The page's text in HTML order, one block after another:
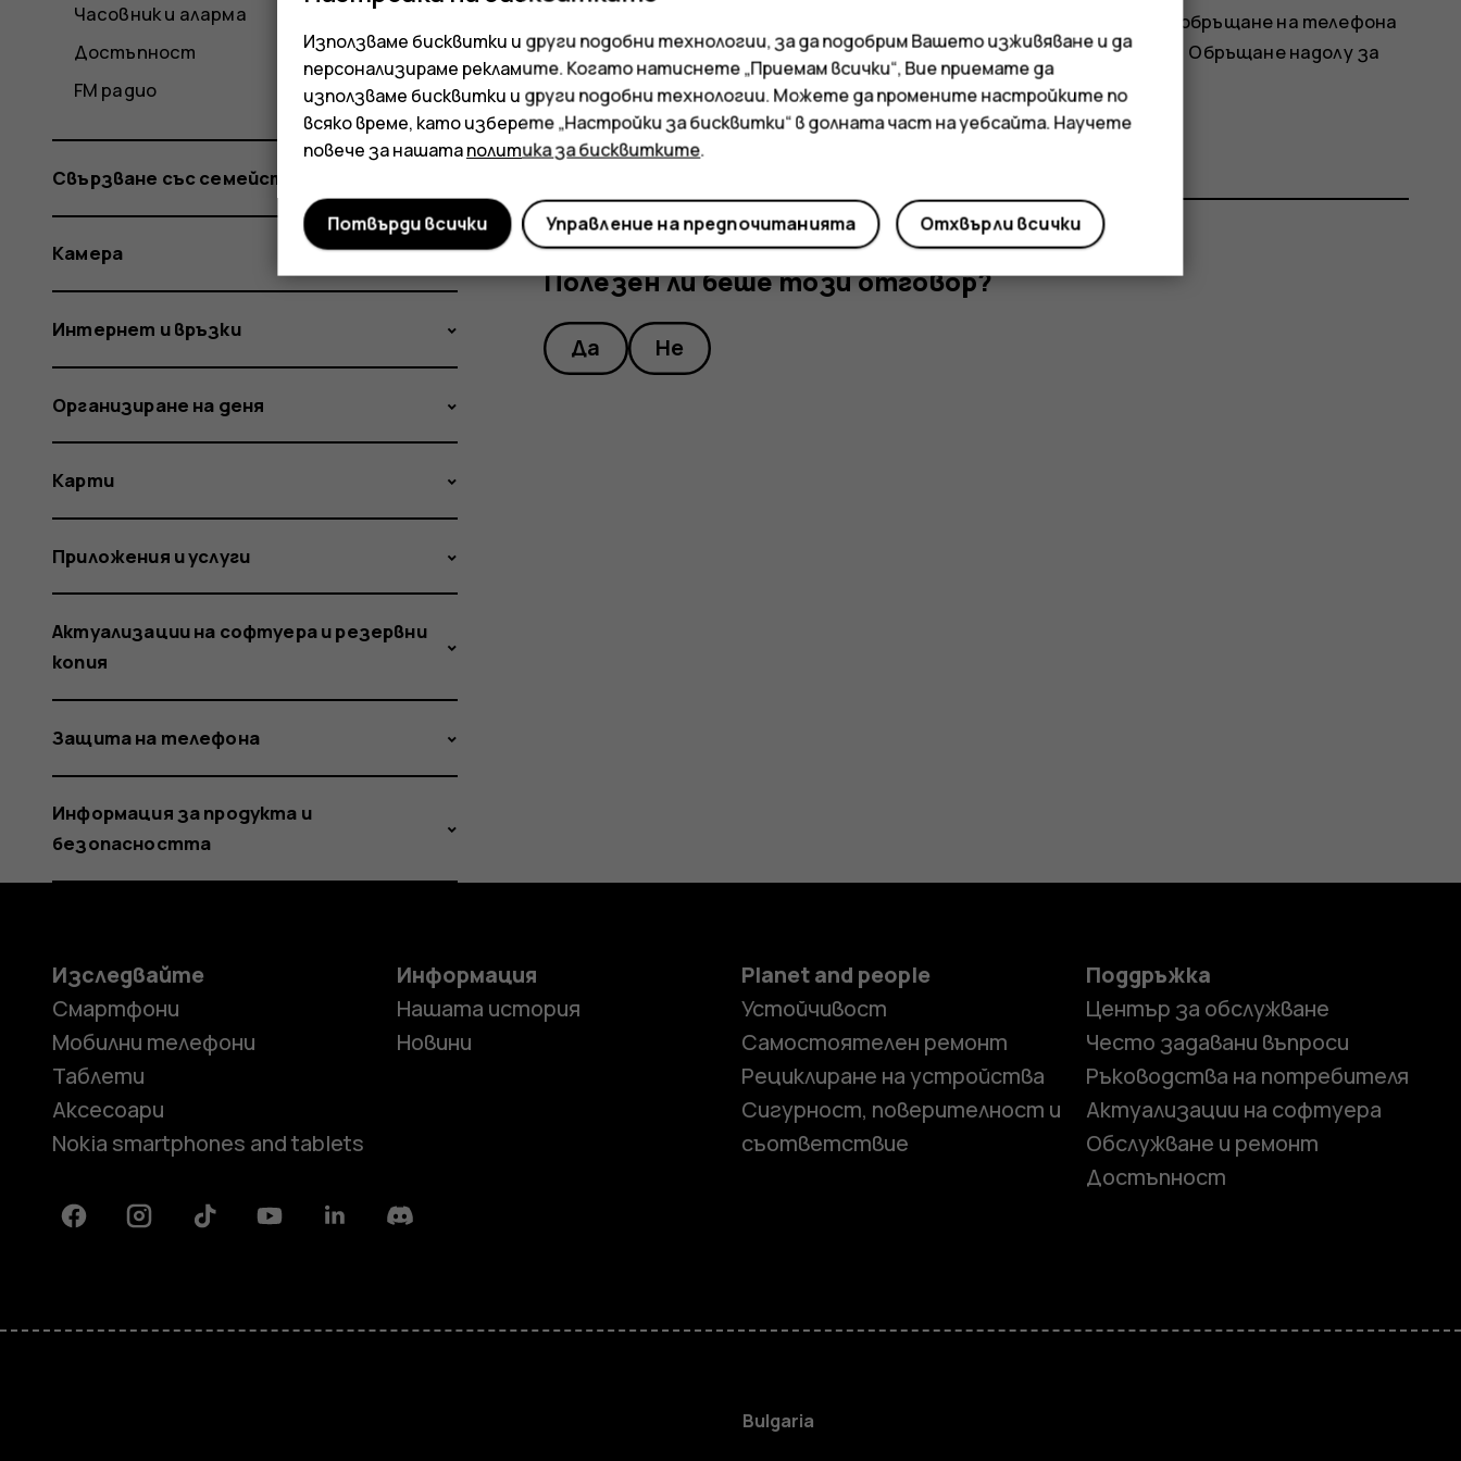
Ако искате да можете да отхвърляте входящо обаждане чрез обръщане на телефона
с екрана надолу, докоснетеНастройки>Система>Жестове
Обръщане надолу за
отхвърляне на повикванеи го включете.
Полезен ли беше този отговор?
Да Не
Часовник и аларма
Достъпност
FM радио
Свързване със семейство и приятели
Камера
Интернет и връзки
Организиране на деня
Карти
Приложения и услуги
Актуализации на софтуера и резервни
копия
Защита на телефона
Информация за продукта и
безопасността
Изследвайте
Смартфони
Мобилни телефони
Таблети
Аксесоари
Nokia smartphones and tablets
Информация
Нашата история
Новини
Planet and people
Устойчивост
Самостоятелен ремонт
Рециклиране на устройства
Сигурност, поверителност и
съответствие
Поддръжка
Център за обслужване
Често задавани въпроси
Ръководства на потребителя
Актуализации на софтуера
Обслужване и ремонт
Достъпност
FacebookInstagramTiktok YoutubeLinkedinDiscord
Bulgaria
Използваме бисквитки и други подобни технологии, за да подобрим Вашето изживяване и да
персонализираме рекламите. Когато натиснете „Приемам всички“, Вие приемате да
използваме бисквитки и други подобни технологии. Можете да промените настройките по
всяко време, като изберете „Настройки за бисквитки“ в долната част на уебсайта. Научете
повече за нашатаполитика за бисквитките.
Отхвърли всички
Управление на предпочитанията
Потвърди всички